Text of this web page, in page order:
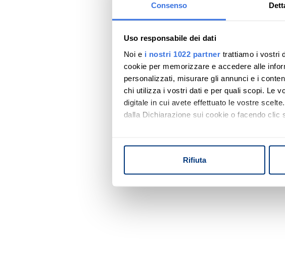
Consenso
Uso responsabile dei dati
Noi e i nostri 1022 partner trattiamo i vostri
cookie per memorizzare e accedere alle
personalizzati, misurare gli annunci e i
chi utilizza i vostri dati e per quali scopi. Le
digitale in cui avete effettuato le vostre
dalla Dichiarazione sui cookie o facendo clic
Identificare il tuo dispositivo,
digitali).
Rifiuta
Prova a